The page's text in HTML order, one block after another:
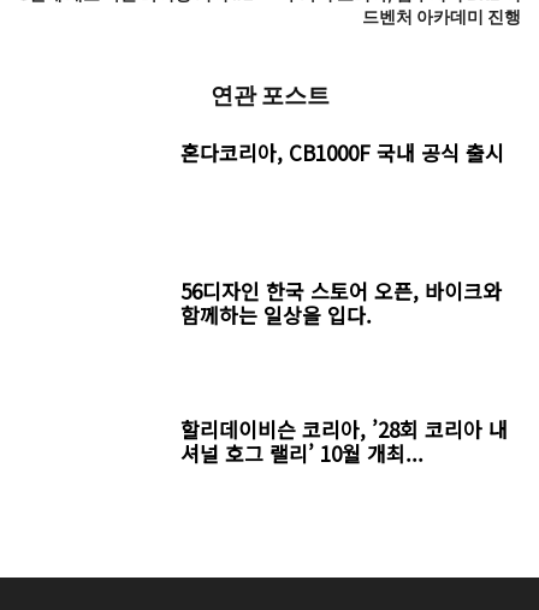
드벤처 아카데미 진행
연관 포스트
혼다코리아, CB1000F 국내 공식 출시
56디자인 한국 스토어 오픈, 바이크와
함께하는 일상을 입다.
할리데이비슨 코리아, ’28회 코리아 내
셔널 호그 랠리’ 10월 개최...